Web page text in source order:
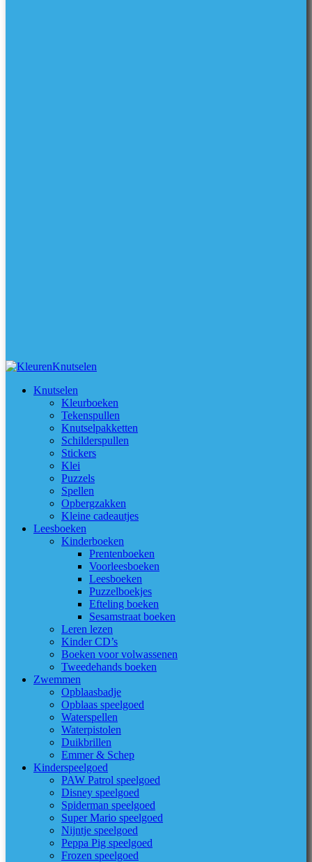
Knutselen
Kleurboeken
Tekenspullen
Knutselpakketten
Schilderspullen
Stickers
Klei
Puzzels
Spellen
Opbergzakken
Kleine cadeautjes
Leesboeken
Kinderboeken
Prentenboeken
Voorleesboeken
Leesboeken
Puzzelboekjes
Efteling boeken
Sesamstraat boeken
Leren lezen
Kinder CD’s
Boeken voor volwassenen
Tweedehands boeken
Zwemmen
Opblaasbadje
Opblaas speelgoed
Waterspellen
Waterpistolen
Duikbrillen
Emmer & Schep
Kinderspeelgoed
PAW Patrol speelgoed
Disney speelgoed
Spiderman speelgoed
Super Mario speelgoed
Nijntje speelgoed
Peppa Pig speelgoed
Frozen speelgoed